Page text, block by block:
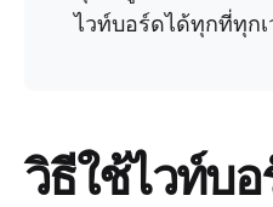
ไวท์บอร์ดได้ทุกที่ทุกเ
วิธีใช้ไวท์บอ